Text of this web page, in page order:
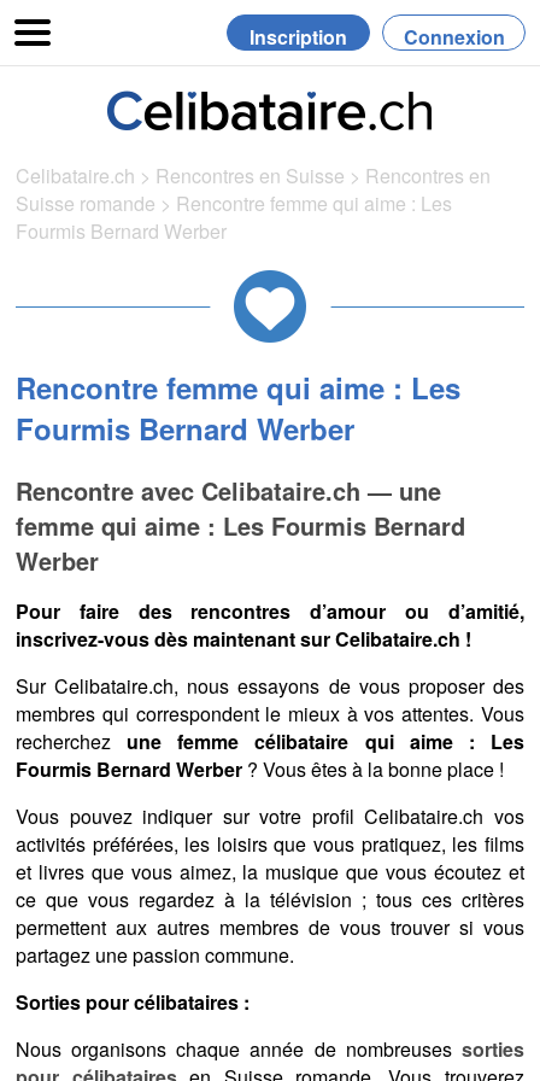
Inscription Connexion
Celibataire.ch > Rencontres en Suisse > Rencontres en
Suisse romande > Rencontre femme qui aime : Les
Fourmis Bernard Werber
Rencontre femme qui aime : Les
Fourmis Bernard Werber
Rencontre avec Celibataire.ch — une
femme qui aime : Les Fourmis Bernard
Werber
Pour faire des rencontres d’amour ou d’amitié,
inscrivez-vous dès maintenant sur Celibataire.ch !
Sur Celibataire.ch, nous essayons de vous proposer des
membres qui correspondent le mieux à vos attentes. Vous
recherchez une femme célibataire qui aime : Les
Fourmis Bernard Werber ? Vous êtes à la bonne place !
Vous pouvez indiquer sur votre profil Celibataire.ch vos
activités préférées, les loisirs que vous pratiquez, les films
et livres que vous aimez, la musique que vous écoutez et
ce que vous regardez à la télévision ; tous ces critères
permettent aux autres membres de vous trouver si vous
partagez une passion commune.
Sorties pour célibataires :
Nous organisons chaque année de nombreuses sorties